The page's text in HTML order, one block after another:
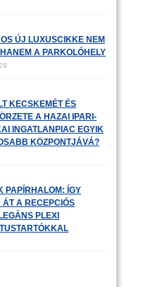
ÚJ LUXUSCIKKE NEM
A PARKOLÓHELY
KECSKEMÉT ÉS
A HAZAI IPARI-
INGATLANPIAC EGYIK
KÖZPONTJÁVÁ?
PAPÍRHALOM: ÍGY
A RECEPCIÓS
PLEXI